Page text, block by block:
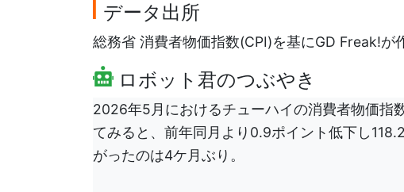
データ出所
総務省 消費者物価指数(CPI)を基にGD Freak!が
ロボット君のつぶやき
2026年5月におけるチューハイの消費者物価指
てみると、前年同月より0.9ポイント低下し
がったのは4ケ月ぶり。